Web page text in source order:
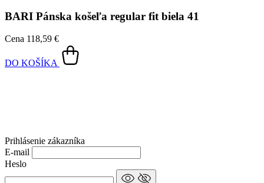
BARI Pánska košeľa regular fit biela 41
Cena 118,59 €
DO KOŠÍKA
Prihlásenie zákazníka
E-mail
Heslo